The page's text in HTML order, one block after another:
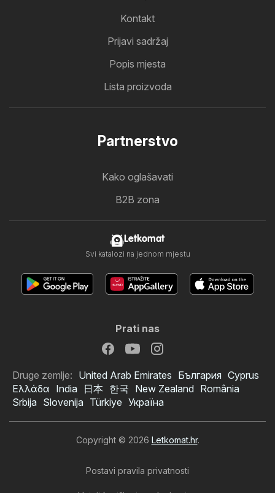
Kontakt
Prijavi sadržaj
Popis mjesta
Lista proizvoda
Partnerstvo
Kako oglašavati
B2B zona
Letkomat
Svi katalozi na jednom mjestu
Prati nas
Druge zemlje: United Arab Emirates България Cyprus
Ελλάδα India 日本 한국 New Zealand România
Srbija Slovenija Türkiye Україна
Copyright © 2026 Letkomat.hr.
Postavi pravila privatnosti